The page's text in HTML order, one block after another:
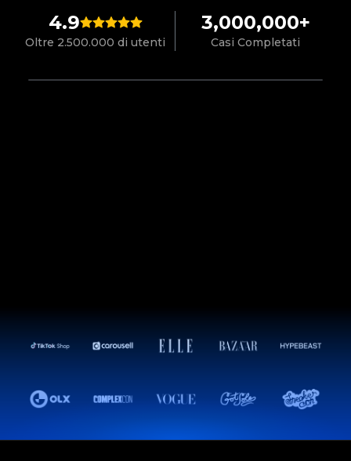
4.9
Oltre 2.500.000 di utenti
3,000,000+
Casi Completati